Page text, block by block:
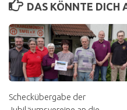
DAS KÖNNTE DICH
Scheckübergabe der